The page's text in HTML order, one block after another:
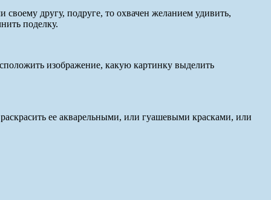
другу, подруге, то охвачен желанием удивить,
поделку.
изображение, какую картинку выделить
ее аква­рельными, или гуашевыми красками, или